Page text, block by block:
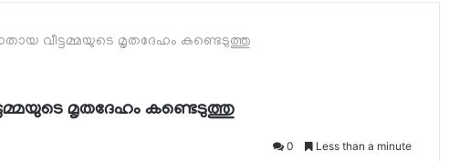
വീട്ടമ്മയുടെ മൃതദേഹം കണ്ടെടുത്തു
മൃതദേഹം കണ്ടെടുത്തു
0 Less than a minute